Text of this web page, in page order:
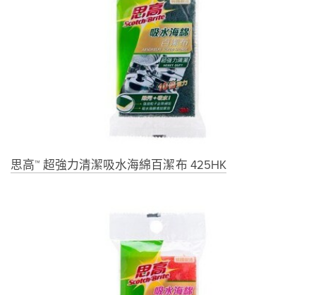
思高™ 超強力清潔吸水海綿百潔布 425HK